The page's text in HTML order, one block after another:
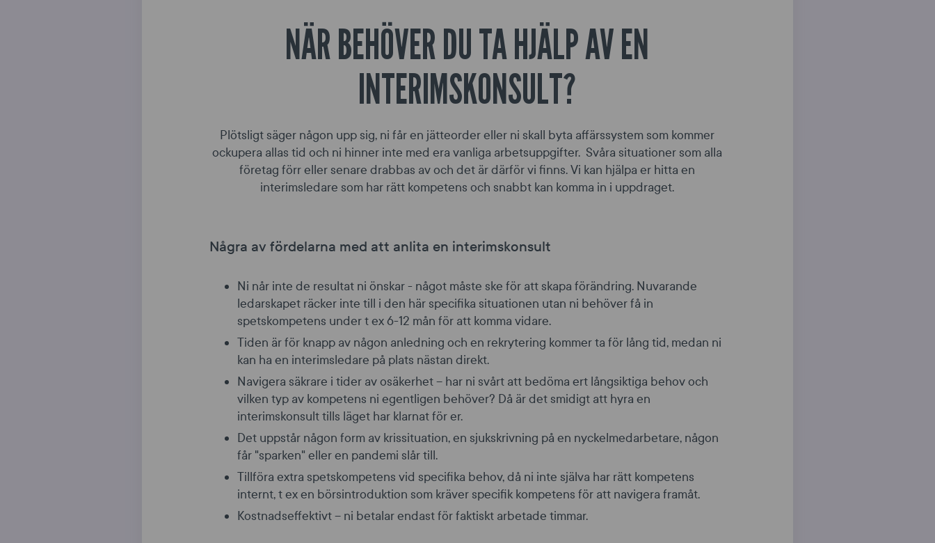
NÄR BEHÖVER DU TA HJÄLP AV EN
INTERIMSKONSULT?
Plötsligt säger någon upp sig, ni får en jätteorder eller ni skall byta affärssystem som kommer
ockupera allas tid och ni hinner inte med era vanliga arbetsuppgifter. Svåra situationer som alla
företag förr eller senare drabbas av och det är därför vi finns. Vi kan hjälpa er hitta en
interimsledare som har rätt kompetens och snabbt kan komma in i uppdraget.
Några av fördelarna med att anlita en interimskonsult
Ni når inte de resultat ni önskar - något måste ske för att skapa förändring. Nuvarande
ledarskapet räcker inte till i den här specifika situationen utan ni behöver få in
spetskompetens under t ex 6-12 mån för att komma vidare.
Tiden är för knapp av någon anledning och en rekrytering kommer ta för lång tid, medan ni
kan ha en interimsledare på plats nästan direkt.
Navigera säkrare i tider av osäkerhet – har ni svårt att bedöma ert långsiktiga behov och
vilken typ av kompetens ni egentligen behöver? Då är det smidigt att hyra en
interimskonsult tills läget har klarnat för er.
Det uppstår någon form av krissituation, en sjukskrivning på en nyckelmedarbetare, någon
får "sparken" eller en pandemi slår till.
Tillföra extra spetskompetens vid specifika behov, då ni inte själva har rätt kompetens
internt, t ex en börsintroduktion som kräver specifik kompetens för att navigera framåt.
Kostnadseffektivt – ni betalar endast för faktiskt arbetade timmar.